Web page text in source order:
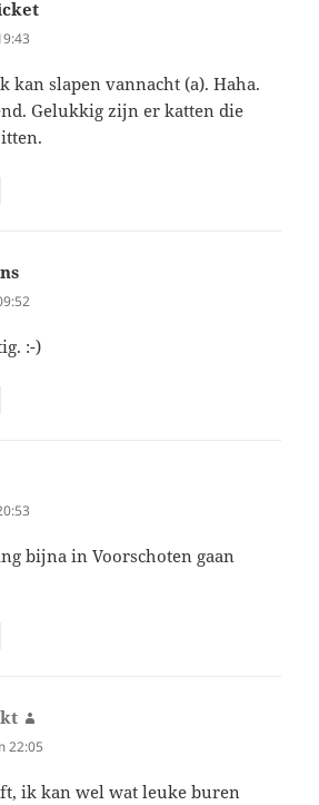
kan slapen vannacht (a). Haha.
Gelukkig zijn er katten die
:-)
bijna in Voorschoten gaan
22:05
ik kan wel wat leuke buren